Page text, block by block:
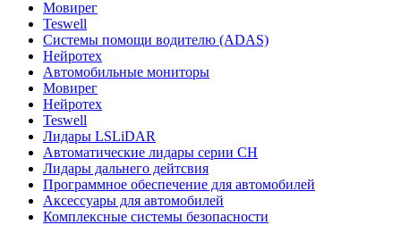
Мовирег
Teswell
Системы помощи водителю (ADAS)
Нейротех
Автомобильные мониторы
Мовирег
Нейротех
Teswell
Лидары LSLiDAR
Автоматические лидары серии CH
Лидары дальнего дейтсвия
Программное обеспечение для автомобилей
Аксессуары для автомобилей
Комплексные системы безопасности